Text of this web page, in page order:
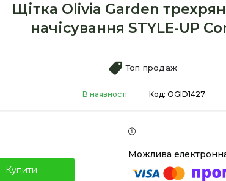
Щітка Olivia Garden
начісування STYLE-UP
Топ продаж
В наявності Код: OGID1427
Купити